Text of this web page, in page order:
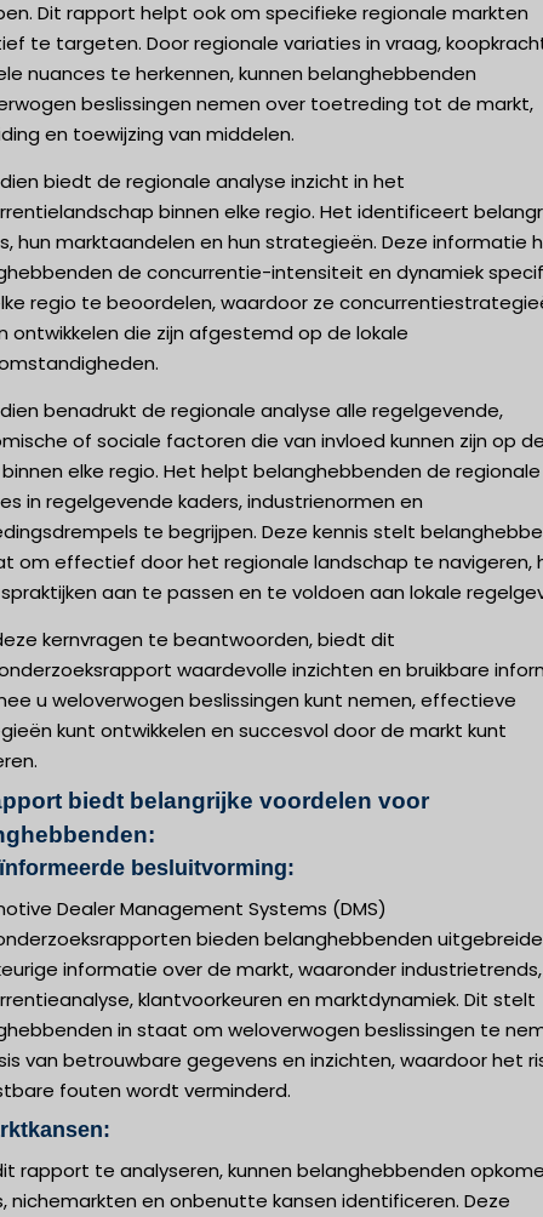
Dit rapport helpt ook om specifieke regionale markten
te targeten. Door regionale variaties in vraag,
nuances te herkennen, kunnen belanghebbenden
beslissingen nemen over toetreding tot de markt,
en toewijzing van middelen.
biedt de regionale analyse inzicht in het
binnen elke regio. Het identificeert
hun marktaandelen en hun strategieën. Deze informatie
de concurrentie-intensiteit en dynamiek
regio te beoordelen, waardoor ze
ontwikkelen die zijn afgestemd op de lokale
benadrukt de regionale analyse alle regelgevende,
of sociale factoren die van invloed kunnen zijn op
elke regio. Het helpt belanghebbenden de regionale
in regelgevende kaders, industrienormen en
te begrijpen. Deze kennis stelt
om effectief door het regionale landschap te navigeren,
aan te passen en te voldoen aan lokale
kernvragen te beantwoorden, biedt dit
waardevolle inzichten en bruikbare
u weloverwogen beslissingen kunt nemen, effectieve
kunt ontwikkelen en succesvol door de markt kunt
biedt belangrijke voordelen voor
besluitvorming:
Dealer Management Systems (DMS)
bieden belanghebbenden
informatie over de markt, waaronder industrietrends,
klantvoorkeuren en marktdynamiek. Dit stelt
in staat om weloverwogen beslissingen te
van betrouwbare gegevens en inzichten, waardoor het
fouten wordt verminderd.
rapport te analyseren, kunnen belanghebbenden
nichemarkten en onbenutte kansen identificeren. Deze